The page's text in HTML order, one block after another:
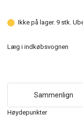
Høydepunkter
Ikke på lager. 9 stk.
Læg i indkøbsvognen
Sammenlign